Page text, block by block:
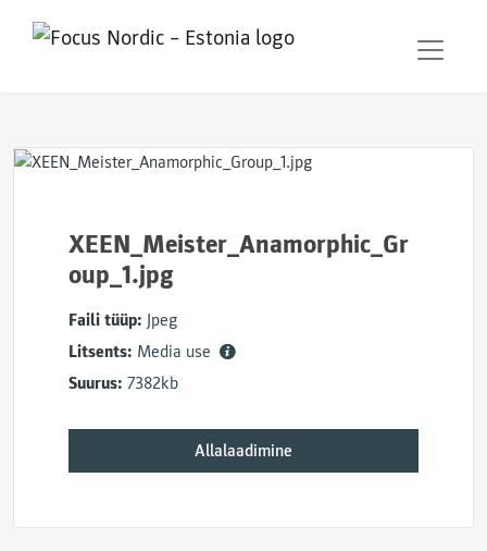
XEEN_Meister_Anamorphic_Gr
oup_1.jpg
Faili tüüp: Jpeg
Litsents: Media use
Suurus: 7382kb
Allalaadimine